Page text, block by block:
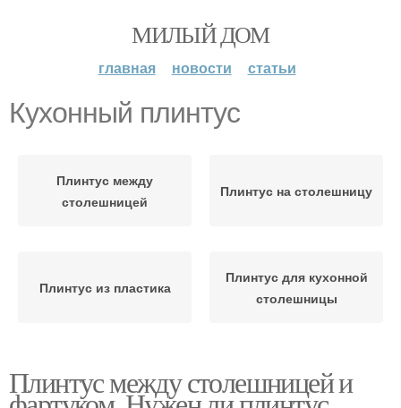
МИЛЫЙ ДОМ
главная новости статьи
Кухонный плинтус
Плинтус между
столешницей
Плинтус на столешницу
Плинтус из пластика
Плинтус для кухонной
столешницы
Плинтус между столешницей и